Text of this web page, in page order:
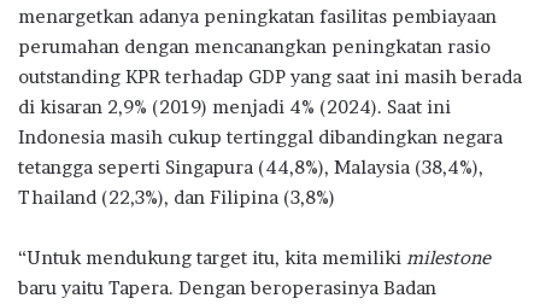
menargetkan adanya peningkatan fasilitas pembiayaan
perumahan dengan mencanangkan peningkatan rasio
outstanding KPR terhadap GDP yang saat ini masih berada
di kisaran 2,9% (2019) menjadi 4% (2024). Saat ini
Indonesia masih cukup tertinggal dibandingkan negara
tetangga seperti Singapura (44,8%), Malaysia (38,4%),
Thailand (22,3%), dan Filipina (3,8%)
“Untuk mendukung target itu, kita memiliki milestone
baru yaitu Tapera. Dengan beroperasinya Badan